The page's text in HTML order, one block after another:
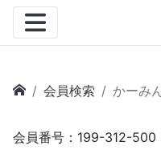
会員検索 かーみ
会員番号：199-312-500